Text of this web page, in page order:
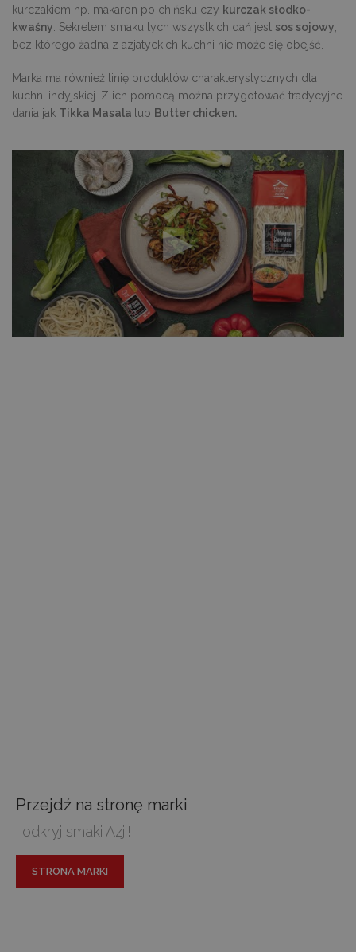
kurczakiem np. makaron po chińsku czy kurczak słodko-
kwaśny . Sekretem smaku tych wszystkich dań jest sos sojowy
bez którego żadna z azjatyckich kuchni nie może się obejść.
Marka ma również linię produktów charakterystycznych dla
kuchni indyjskiej. Z ich pomocą można przygotować tradycyjne
dania jak Tikka Masala lub Butter chicken.
Przejdź na stronę marki
i odkryj smaki Azji!
STRONA MARKI